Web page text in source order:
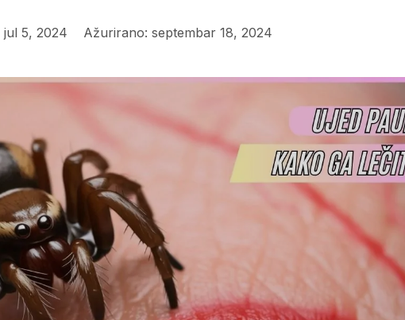
jul 5, 2024 Ažurirano: septembar 18, 2024